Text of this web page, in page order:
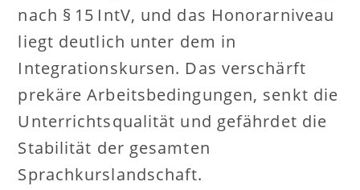
nach § 15 IntV, und das Honorarniveau
liegt deutlich unter dem in
Integrationskursen. Das verschärft
prekäre Arbeitsbedingungen, senkt die
Unterrichtsqualität und gefährdet die
Stabilität der gesamten
Sprachkurslandschaft.